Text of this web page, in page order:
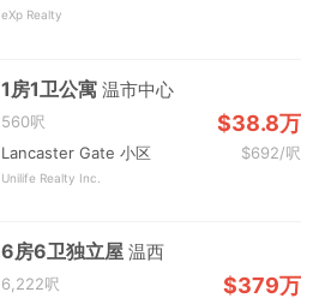
eXp Realty
1房1卫公寓温市中心
560呎 $38.8万
Lancaster Gate 小区 $692/呎
Unilife Realty Inc.
6房6卫独立屋温西
6,222呎 $379万